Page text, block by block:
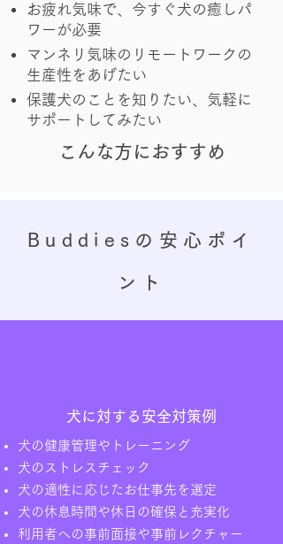
お疲れ気味で、今すぐ犬の癒しパ
ワーが必要
マンネリ気味のリモートワークの
生産性をあげたい
保護犬のことを知りたい、気軽に
サポートしてみたい
​こんな方におすすめ
Buddiesの安心ポイ
ント
犬に対する安全対策例
犬の健康管理やトレーニング
犬のストレスチェック
犬の適性に応じたお仕事先を選定
犬の休息時間や休日の確保と充実化
利用者への事前面接や事前レクチャー